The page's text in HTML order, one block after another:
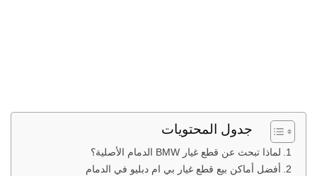
جدول المحتويات
لماذا تبحث عن قطع غيار BMW الدمام الأصلية؟
أفضل أماكن بيع قطع غيار بي ام دبليو في الدمام